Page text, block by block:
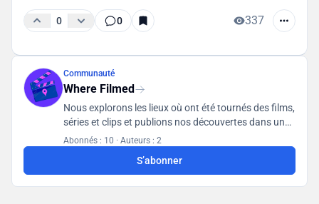
0 0 337
Communauté
Where Filmed
Nous explorons les lieux où ont été tournés des films,
séries et clips et publions nos découvertes dans une
base de données accessible à tous les utilisateurs.
Abonnés : 10 · Auteurs : 2
S’abonner